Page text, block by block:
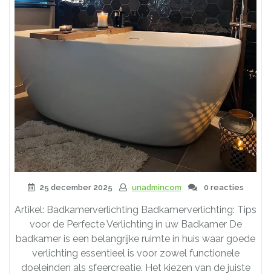
25 december 2025 unadmincom 0 reacties
Artikel: Badkamerverlichting Badkamerverlichting: Tips
voor de Perfecte Verlichting in uw Badkamer De
badkamer is een belangrijke ruimte in huis waar goede
verlichting essentieel is voor zowel functionele
doeleinden als sfeercreatie. Het kiezen van de juiste